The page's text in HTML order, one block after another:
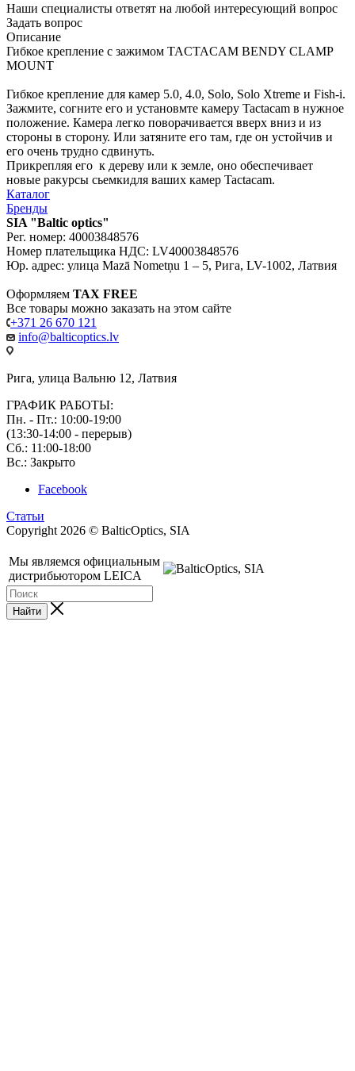
Наши специалисты ответят на любой интересующий вопрос
Задать вопрос
Описание
Гибкое крепление с зажимом TACTACAM BENDY CLAMP
MOUNT
Гибкое крепление для камер 5.0, 4.0, Solo, Solo Xtreme и Fish-i.
Зажмите, согните его и установмте камеру Tactacam в нужное
положение. Камера легко поворачивается вверх вниз и из
стороны в сторону. Или затяните его там, где он устойчив и
его очень трудно сдвинуть.
Прикрепляя его к дереву или к земле, оно обеспечивает
новые ракурсы сьемкидля ваших камер Tactacam.
Каталог
Бренды
SIA "Baltic optics"
Рег. номер: 40003848576
Номер плательщика НДС: LV40003848576
Юр. адрес: улица Mazā Nometņu 1 – 5, Рига, LV-1002, Латвия
Оформляем TAX FREE
Все товары можно заказать на этом сайте
+371 26 670 121
info@balticoptics.lv
Рига, улица Вальню 12, Латвия
ГРАФИК РАБОТЫ:
Пн. - Пт.: 10:00-19:00
(13:30-14:00 - перерыв)
Сб.: 11:00-18:00
Вс.: Закрыто
Facebook
Статьи
Copyright 2026 © BalticOptics, SIA
Мы являемся официальным
дистрибьютором LEICA
Найти